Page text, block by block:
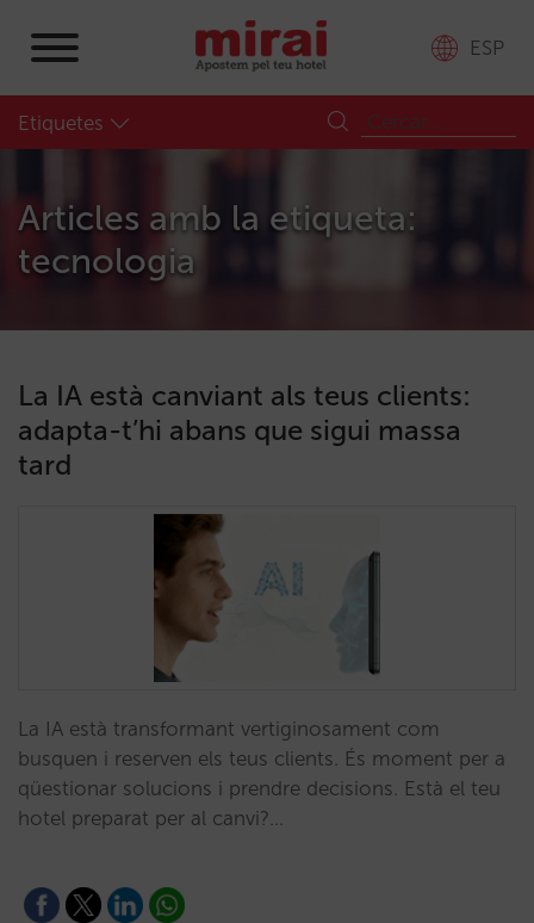
ESP
Etiquetes
Articles amb la etiqueta:
tecnologia
La IA està canviant als teus clients:
adapta-t’hi abans que sigui massa
tard
La IA està transformant vertiginosament com
busquen i reserven els teus clients. És moment per a
qüestionar solucions i prendre decisions. Està el teu
hotel preparat per al canvi?…